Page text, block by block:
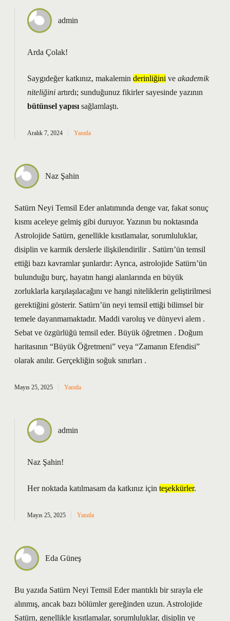
admin
Arda Çolak!
Saygıdeğer katkınız, makalemin derinliğini ve akademik
niteliğini artırdı; sunduğunuz fikirler sayesinde yazının
bütünsel yapısı sağlamlaştı.
Aralık 7, 2024 Yanıtla
Naz Şahin
Satürn Neyi Temsil Eder anlatımında denge var, fakat sonuç
kısmı aceleye gelmiş gibi duruyor. Yazının bu noktasında
Astrolojide Satürn, genellikle kısıtlamalar, sorumluluklar,
disiplin ve karmik derslerle ilişkilendirilir . Satürn’ün temsil
ettiği bazı kavramlar şunlardır: Ayrıca, astrolojide Satürn’ün
bulunduğu burç, hayatın hangi alanlarında en büyük
zorluklarla karşılaşılacağını ve hangi niteliklerin geliştirilmesi
gerektiğini gösterir. Satürn’ün neyi temsil ettiği bilimsel bir
temele dayanmamaktadır. Maddi varoluş ve dünyevi alem .
Sebat ve özgürlüğü temsil eder. Büyük öğretmen . Doğum
haritasının “Büyük Öğretmeni” veya “Zamanın Efendisi”
olarak anılır. Gerçekliğin soğuk sınırları .
Mayıs 25, 2025 Yanıtla
admin
Naz Şahin!
Her noktada katılmasam da katkınız için teşekkürler.
Mayıs 25, 2025 Yanıtla
Eda Güneş
Bu yazıda Satürn Neyi Temsil Eder mantıklı bir sırayla ele
alınmış, ancak bazı bölümler gereğinden uzun. Astrolojide
Satürn, genellikle kısıtlamalar, sorumluluklar, disiplin ve